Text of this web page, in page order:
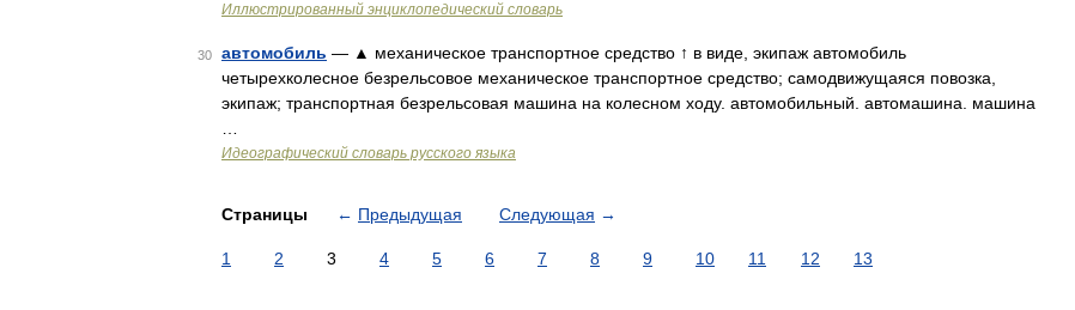
Иллюстрированный энциклопедический словарь
30 автомобиль — ▲ механическое транспортное средство ↑ в виде, экипаж автомобиль
четырехколесное безрельсовое механическое транспортное средство; самодвижущаяся повозка,
экипаж; транспортная безрельсовая машина на колесном ходу. автомобильный. автомашина. машина
Идеографический словарь русского языка
Страницы ← Предыдущая Следующая →
1 2 3 4 5 6 7 8 9 10 11 12 13